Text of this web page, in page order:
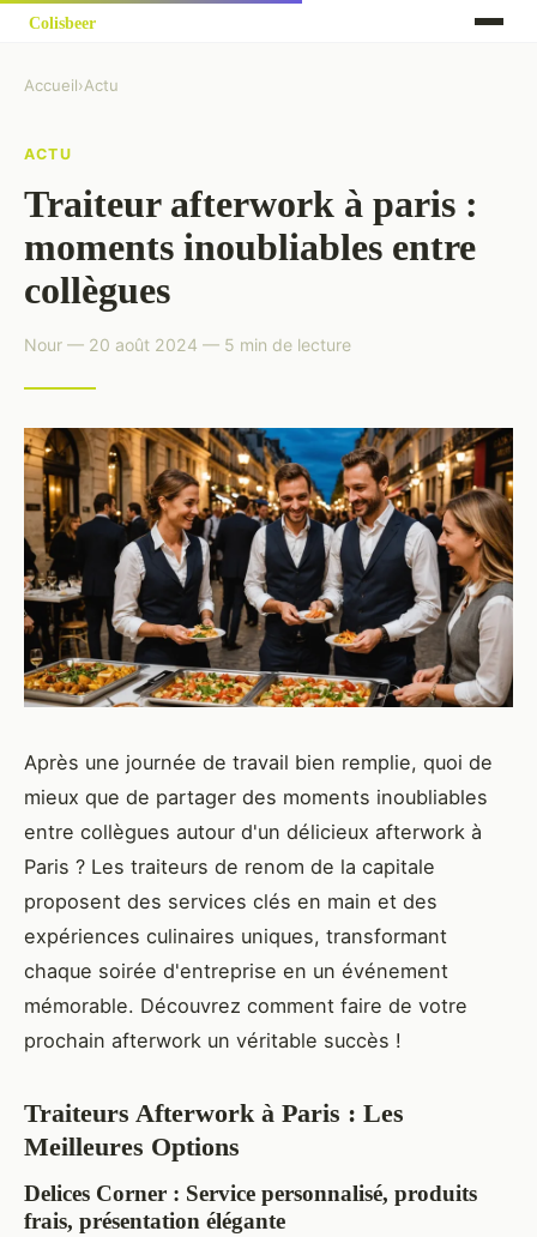
Accueil›Actu
ACTU
Traiteur afterwork à paris :
moments inoubliables entre
collègues
Nour — 20 août 2024 — 5 min de lecture
Après une journée de travail bien remplie, quoi de
mieux que de partager des moments inoubliables
entre collègues autour d'un délicieux afterwork à
Paris ? Les traiteurs de renom de la capitale
proposent des services clés en main et des
expériences culinaires uniques, transformant
chaque soirée d'entreprise en un événement
mémorable. Découvrez comment faire de votre
prochain afterwork un véritable succès !
Traiteurs Afterwork à Paris : Les
Meilleures Options
Delices Corner : Service personnalisé, produits
frais, présentation élégante